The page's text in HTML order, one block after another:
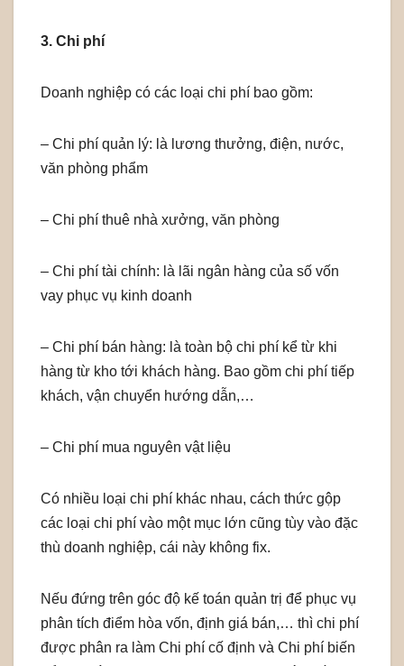
3. Chi phí
Doanh nghiệp có các loại chi phí bao gồm:
– Chi phí quản lý: là lương thưởng, điện, nước,
văn phòng phẩm
– Chi phí thuê nhà xưởng, văn phòng
– Chi phí tài chính: là lãi ngân hàng của số vốn
vay phục vụ kinh doanh
– Chi phí bán hàng: là toàn bộ chi phí kể từ khi
hàng từ kho tới khách hàng. Bao gồm chi phí tiếp
khách, vận chuyển hướng dẫn,…
– Chi phí mua nguyên vật liệu
Có nhiều loại chi phí khác nhau, cách thức gộp
các loại chi phí vào một mục lớn cũng tùy vào đặc
thù doanh nghiệp, cái này không fix.
Nếu đứng trên góc độ kế toán quản trị để phục vụ
phân tích điểm hòa vốn, định giá bán,… thì chi phí
được phân ra làm Chi phí cố định và Chi phí biến